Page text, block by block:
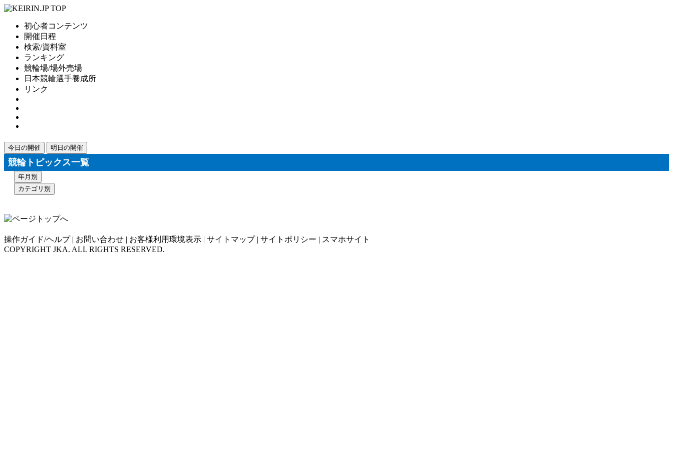
初心者コンテンツ
開催日程
検索/資料室
ランキング
競輪場/場外売場
日本競輪選手養成所
リンク
今日の開催 明日の開催
競輪トピックス一覧
年月別
カテゴリ別
操作ガイド/ヘルプ| お問い合わせ | お客様利用環境表示 | サイトマップ| サイトポリシー | スマホサイト
COPYRIGHT JKA. ALL RIGHTS RESERVED.